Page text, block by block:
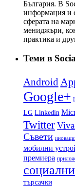
България. В
информация и
сферата на
мениджъри,
практика и
Теми в
Android
Google+
LG Linkedin
Twitter
Съвети
мобилни
премиера
търсачки